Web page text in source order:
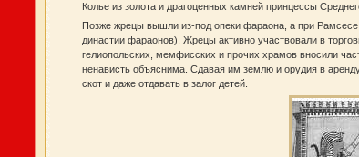
Колье из золота и драгоценных камней принцессы
Позже жрецы вышли из‑под опеки фараона, а при
династии фараонов). Жрецы активно участвовали в
гелиопольских, мемфисских и прочих храмов вносили
ненависть объяснима. Сдавая им землю и орудия в
скот и даже отдавать в залог детей.